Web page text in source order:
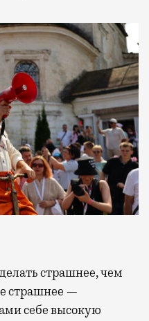
страшнее, чем
страшнее —
себе высокую